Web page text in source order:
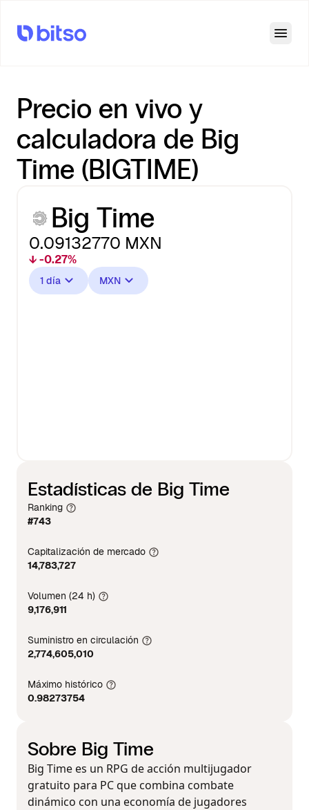
Precio en vivo y
calculadora de Big
Time (BIGTIME)
Big Time
0.09132770 MXN
↓ -0.27%
1 día MXN
Estadísticas de Big Time
Ranking
#743
Capitalización de mercado
14,783,727
Volumen (24 h)
9,176,911
Suministro en circulación
2,774,605,010
Máximo histórico
0.98273754
Sobre Big Time
Big Time es un RPG de acción multijugador
gratuito para PC que combina combate
dinámico con una economía de jugadores